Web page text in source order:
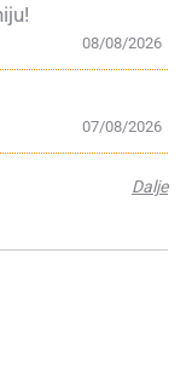
08/08/2026
07/08/2026
Dalje